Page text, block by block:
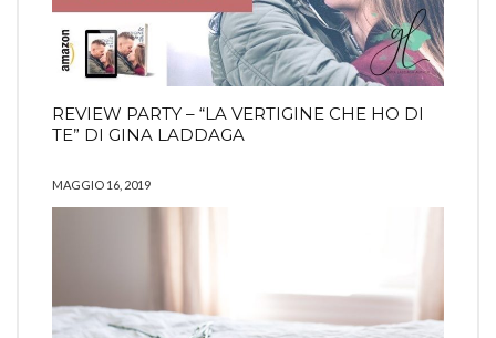
REVIEW PARTY – “LA VERTIGINE CHE HO DI
TE” DI GINA LADDAGA
MAGGIO 16, 2019